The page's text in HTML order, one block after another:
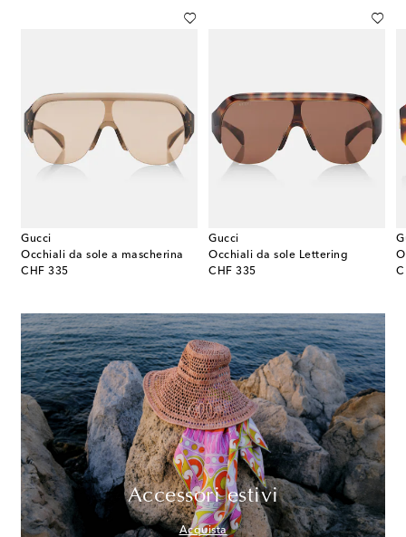
Gucci
Occhiali da sole a mascherina
CHF 335
original price
Gucci
Occhiali da sole Lettering
CHF 335
original price
Accessori estivi
Acquista